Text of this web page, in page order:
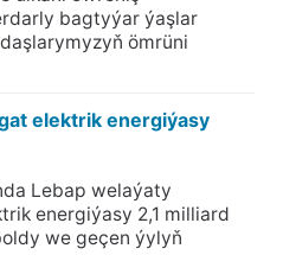
bagtyýar ýaşlar
ömrüni
elektrik energiýasy
Lebap welaýaty
energiýasy 2,1 milliard
we geçen ýylyň